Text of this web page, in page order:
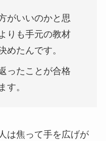
がいいのかと思
りも手元の教材
たんです。
ったことが合格
。
は焦って手を広げが